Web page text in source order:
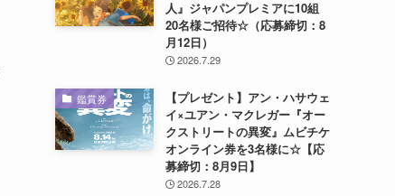
人』ジャパンプレミアに10組
20名様ご招待☆（応募締切：8
月12日）
2026.7.29
鑑賞券
【プレゼント】アン・ハサウェ
イ×ユアン・マクレガー『オー
クストリートの異変』ムビチケ
オンライン券を3名様に☆【応
募締切：8月9日】
2026.7.28